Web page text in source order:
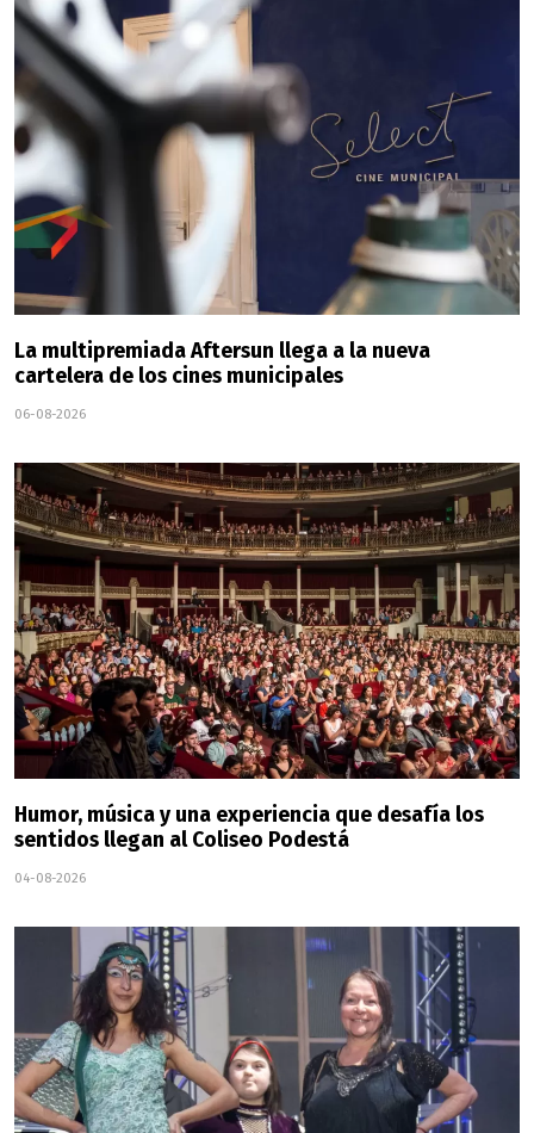
La multipremiada Aftersun llega a la nueva
cartelera de los cines municipales
06-08-2026
Humor, música y una experiencia que desafía los
sentidos llegan al Coliseo Podestá
04-08-2026